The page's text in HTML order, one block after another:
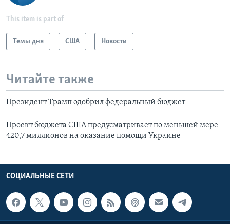
This item is part of
Темы дня США Новости
Читайте также
Президент Трамп одобрил федеральный бюджет
Проект бюджета США предусматривает по меньшей мере
420,7 миллионов на оказание помощи Украине
СОЦИАЛЬНЫЕ СЕТИ